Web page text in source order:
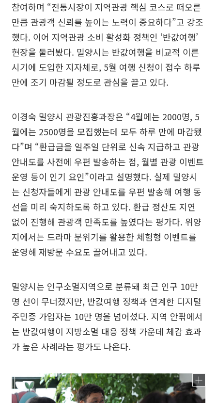
참여하며 “전통시장이 지역관광 핵심 코스로 떠오른
만큼 관광객 신뢰를 높이는 노력이 중요하다”고 강조
했다. 이어 지역관광 소비 활성화 정책인 ‘반값여행’
현장을 둘러봤다. 밀양시는 반값여행을 비교적 이른
시기에 도입한 지자체로, 5월 여행 신청이 접수 하루
만에 조기 마감될 정도로 관심을 끌고 있다.
이경숙 밀양시 관광진흥과장은 “4월에는 2000명, 5
월에는 2500명을 모집했는데 모두 하루 만에 마감됐
다”며 “환급금을 일주일 단위로 신속 지급하고 관광
안내도를 사전에 우편 발송하는 점, 월별 관광 이벤트
운영 등이 인기 요인”이라고 설명했다. 실제 밀양시
는 신청자들에게 관광 안내도를 우편 발송해 여행 동
선을 미리 숙지하도록 하고 있다. 환급 정산도 지연
없이 진행해 관광객 만족도를 높였다는 평가다. 위양
지에서는 드라마 분위기를 활용한 체험형 이벤트를
운영해 재방문 수요도 끌어내고 있다.
밀양시는 인구소멸지역으로 분류돼 최근 인구 10만
명 선이 무너졌지만, 반값여행 정책과 연계한 디지털
주민증 가입자는 10만 명을 넘어섰다. 지역 안팎에서
는 반값여행이 지방소멸 대응 정책 가운데 체감 효과
가 높은 사례라는 평가도 나온다.